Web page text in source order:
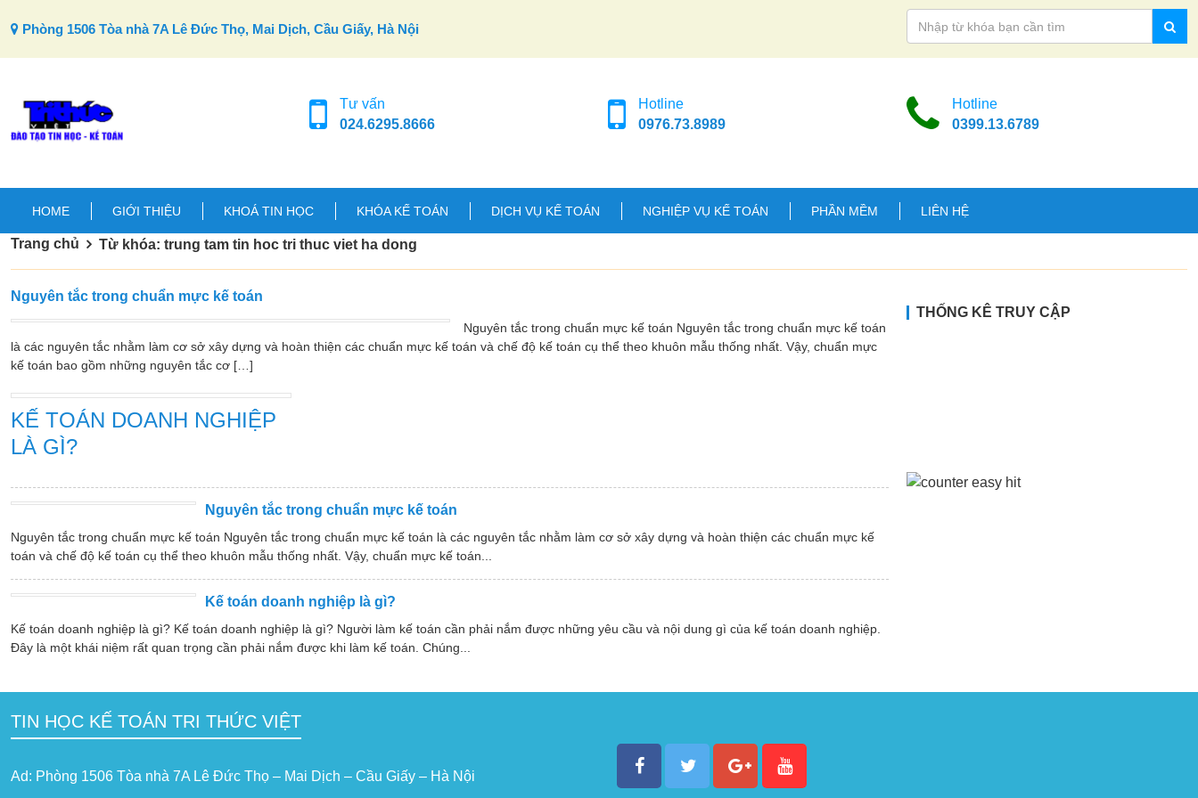
Phòng 1506 Tòa nhà 7A Lê Đức Thọ, Mai Dịch, Cầu Giấy, Hà Nội
Tư vấn
024.6295.8666
Hotline
0976.73.8989
Hotline
0399.13.6789
HOME GIỚI THIỆU KHOÁ TIN HỌC KHÓA KẾ TOÁN DỊCH VỤ KẾ TOÁN NGHIỆP VỤ KẾ TOÁN PHẦN MỀM LIÊN HỆ
Trang chủ Từ khóa: trung tam tin hoc tri thuc viet ha dong
Nguyên tắc trong chuẩn mực kế toán
Nguyên tắc trong chuẩn mực kế toán Nguyên tắc trong chuẩn mực kế toán
là các nguyên tắc nhằm làm cơ sở xây dựng và hoàn thiện các chuẩn mực kế toán và chế độ kế toán cụ thể theo khuôn mẫu thống nhất. Vậy, chuẩn mực
kế toán bao gồm những nguyên tắc cơ […]
KẾ TOÁN DOANH NGHIỆP
LÀ GÌ?
Nguyên tắc trong chuẩn mực kế toán
Nguyên tắc trong chuẩn mực kế toán Nguyên tắc trong chuẩn mực kế toán là các nguyên tắc nhằm làm cơ sở xây dựng và hoàn thiện các chuẩn mực kế
toán và chế độ kế toán cụ thể theo khuôn mẫu thống nhất. Vậy, chuẩn mực kế toán...
Kế toán doanh nghiệp là gì?
Kế toán doanh nghiệp là gì? Kế toán doanh nghiệp là gì? Người làm kế toán cần phải nắm được những yêu cầu và nội dung gì của kế toán doanh nghiệp.
Đây là một khái niệm rất quan trọng cần phải nắm được khi làm kế toán. Chúng...
THỐNG KÊ TRUY CẬP
TIN HỌC KẾ TOÁN TRI THỨC VIỆT
Ad: Phòng 1506 Tòa nhà 7A Lê Đức Thọ – Mai Dịch – Cầu Giấy – Hà Nội